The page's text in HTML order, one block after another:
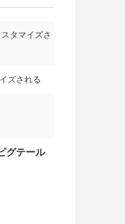
タマイズさ
ズされる
グテール